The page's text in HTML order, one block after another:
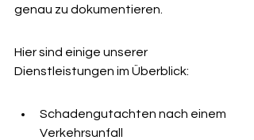
genau zu dokumentieren.
Hier sind einige unserer
Dienstleistungen im Überblick:
Schadengutachten nach einem
Verkehrsunfall